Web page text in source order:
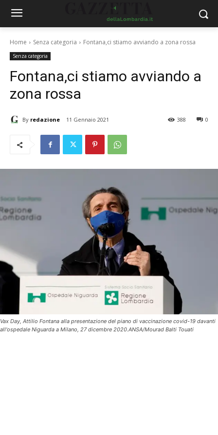
Home Senza categoria Fontana,ci stiamo avviando a zona rossa
Senza categoria
Fontana,ci stiamo avviando a
zona rossa
By redazione 11 Gennaio 2021 0
388
Vax Day, Attilio Fontana alla presentazione del piano di vaccinazione covid-19 davanti
all'ospedale Niguarda a Milano, 27 dicembre 2020.ANSA/Mourad Balti Touati